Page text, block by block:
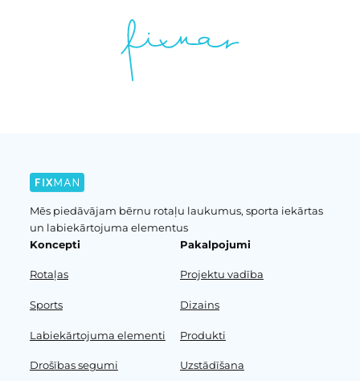
Mēs piedāvājam bērnu rotaļu laukumus, sporta iekārtas
un labiekārtojuma elementus
Koncepti
Rotaļas
Sports
Labiekārtojuma elementi
Drošības segumi
Pakalpojumi
Projektu vadība
Dizains
Produkti
Uzstādīšana